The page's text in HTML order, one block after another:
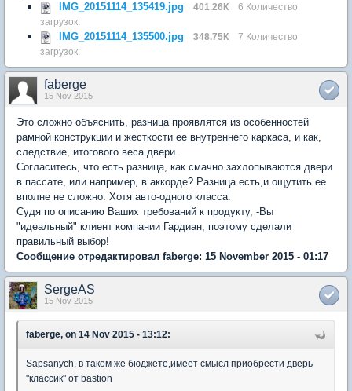
IMG_20151114_135419.jpg
401.26К
6 Количество
загрузок:
IMG_20151114_135500.jpg 348.75К
7 Количество
загрузок:
faberge
15 Nov 2015
Это сложно объяснить, разница проявлятся из особенностей
рамной конструкции и жесткости ее внутреннего каркаса, и как,
следствие, итогового веса двери.
Согласитесь, что есть разница, как смачно захлопываются двери
в пассате, или например, в аккорде? Разница есть,и ощутить ее
вполне не сложно. Хотя авто-одного класса.
Судя по описанию Ваших требований к продукту, -Вы
"идеальный" клиент компании Гардиан, поэтому сделали
правильный выбор!
Сообщение отредактировал faberge: 15 November 2015 - 01:17
SergeAS
15 Nov 2015
faberge, on 14 Nov 2015 - 13:12:
Sapsanych, в таком же бюджете,имеет смысл приобрести дверь
"классик" от bastion